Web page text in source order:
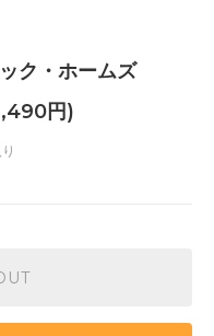
ク・ホームズ
円)